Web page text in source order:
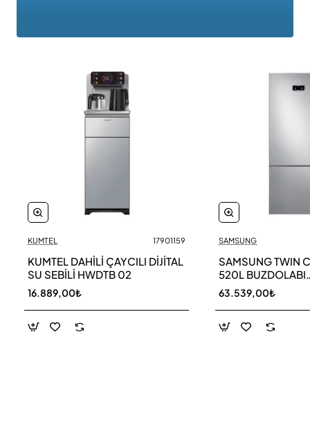
Yeni
KUMTEL 17901159
KUMTEL DAHİLİ ÇAYCILI DİJİTAL
SU SEBİLİ HWDTB 02
16.889,00₺
SAMSUNG
SAMSUNG TWIN
520L BUZDOLABI
RB52DS33ESA TR
63.539,00₺